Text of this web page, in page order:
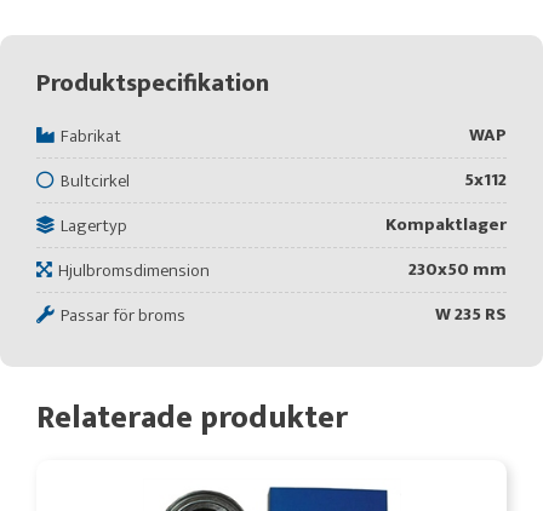
Produktspecifikation
Fabrikat
WAP
Bultcirkel
5x112
Lagertyp
Kompaktlager
Hjulbromsdimension
230x50 mm
Passar för broms
W 235 RS
Relaterade produkter